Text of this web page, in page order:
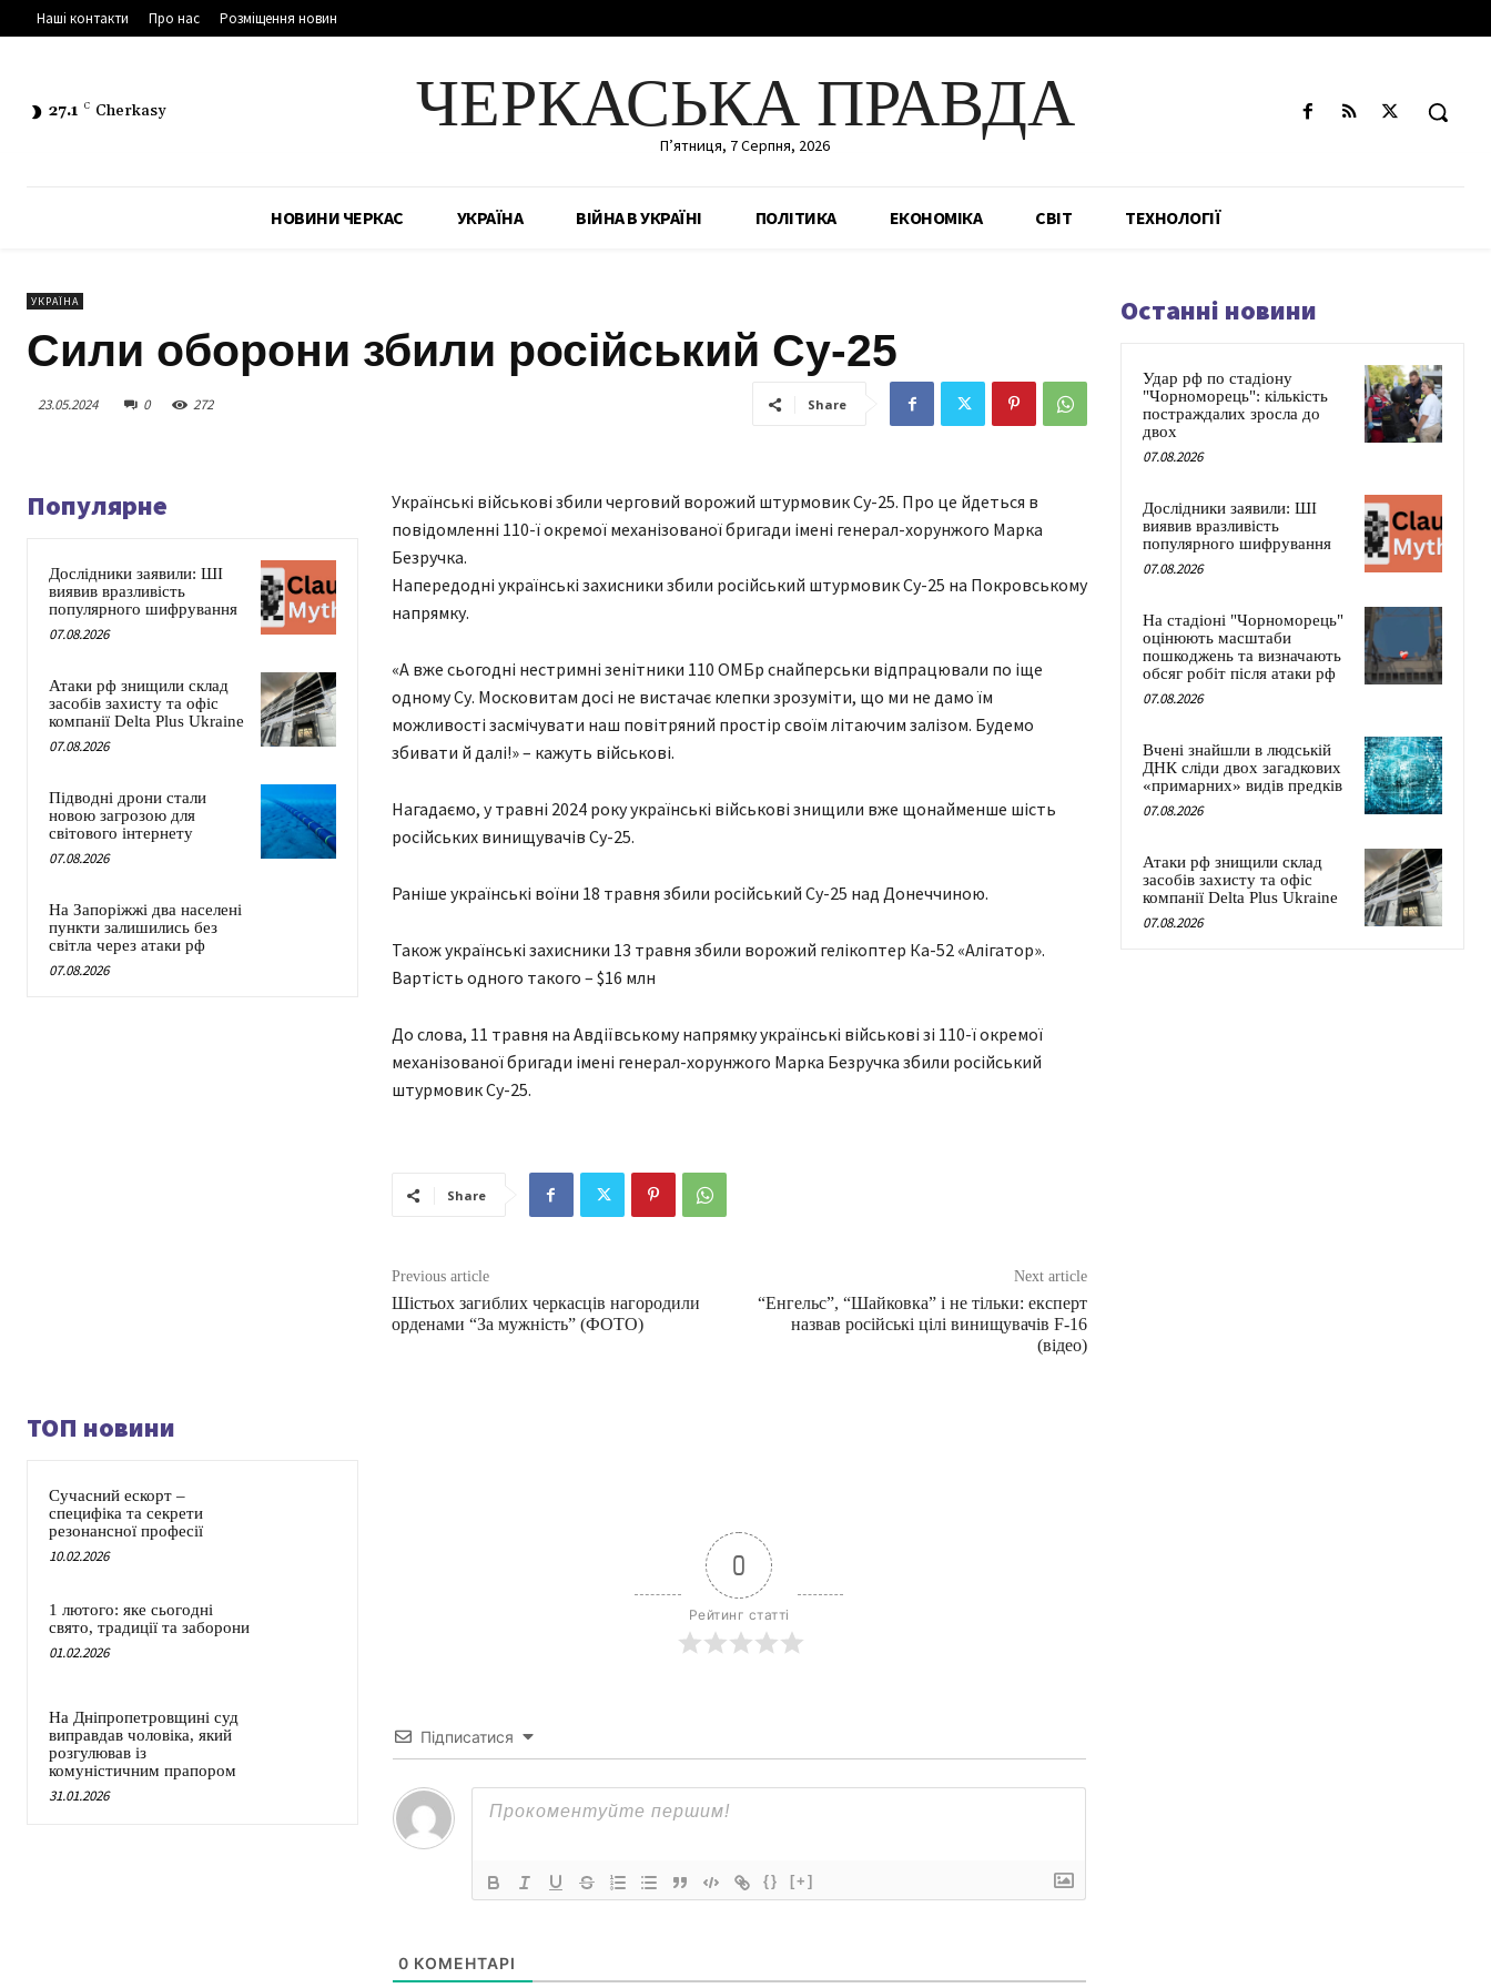
Наші контакти Про нас Розміщення новин
27.1 C Cherkasy ЧЕРКАСЬКА ПРАВДА
П’ятниця, 7 Серпня, 2026
НОВИНИ ЧЕРКАС УКРАЇНА ВІЙНА В УКРАЇНІ ПОЛІТИКА ЕКОНОМІКА СВІТ ТЕХНОЛОГІЇ
УКРАЇНА
Сили оборони збили російський Су-25
23.05.2024 0 272 Share
Популярне
Дослідники заявили: ШІ
виявив вразливість
популярного шифрування
07.08.2026
Атаки рф знищили склад
засобів захисту та офіс
компанії Delta Plus Ukraine
07.08.2026
Підводні дрони стали
новою загрозою для
світового інтернету
07.08.2026
На Запоріжжі два населені
пункти залишились без
світла через атаки рф
07.08.2026
Українські військові збили черговий ворожий штурмовик Су-25. Про це йдеться в
повідомленні 110-ї окремої механізованої бригади імені генерал-хорунжого Марка
Безручка.
Напередодні українські захисники збили російський штурмовик Су-25 на Покровському
напрямку.
«А вже сьогодні нестримні зенітники 110 ОМБр снайперськи відпрацювали по іще
одному Су. Московитам досі не вистачає клепки зрозуміти, що ми не дамо їм
можливості засмічувати наш повітряний простір своїм літаючим залізом. Будемо
збивати й далі!» – кажуть військові.
Нагадаємо, у травні 2024 року українські військові знищили вже щонайменше шість
російських винищувачів Су-25.
Раніше українські воїни 18 травня збили російський Су-25 над Донеччиною.
Також українські захисники 13 травня збили ворожий гелікоптер Ка-52 «Алігатор».
Вартість одного такого – $16 млн
До слова, 11 травня на Авдіївському напрямку українські військові зі 110-ї окремої
механізованої бригади імені генерал-хорунжого Марка Безручка збили російський
штурмовик Су-25.
Share
Previous article
Шістьох загиблих черкасців нагородили
орденами “За мужність” (ФОТО)
Next article
“Енгельс”, “Шайковка” і не тільки: експерт
назвав російські цілі винищувачів F-16
(відео)
ТОП новини
Сучасний ескорт –
специфіка та секрети
резонансної професії
10.02.2026
1 лютого: яке сьогодні
свято, традиції та заборони
01.02.2026
На Дніпропетровщині суд
виправдав чоловіка, який
розгулював із
комуністичним прапором
31.01.2026
0
Рейтинг статті
Підписатися
{} [+]
0 КОМЕНТАРІ
Останні новини
Удар рф по стадіону
"Чорноморець": кількість
постраждалих зросла до
двох
07.08.2026
Дослідники заявили: ШІ
виявив вразливість
популярного шифрування
07.08.2026
На стадіоні "Чорноморець"
оцінюють масштаби
пошкоджень та визначають
обсяг робіт після атаки рф
07.08.2026
Вчені знайшли в людській
ДНК сліди двох загадкових
«примарних» видів предків
07.08.2026
Атаки рф знищили склад
засобів захисту та офіс
компанії Delta Plus Ukraine
07.08.2026